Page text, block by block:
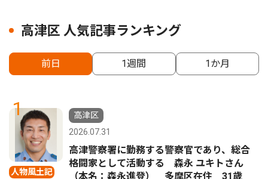
高津区 人気記事ランキング
前日 1週間 1か月
1
人物風土記
高津区
2026.07.31
高津警察署に勤務する警察官であり、総合
格闘家として活動する 森永 ユキトさん
（本名：森永進登） 多摩区在住 31歳